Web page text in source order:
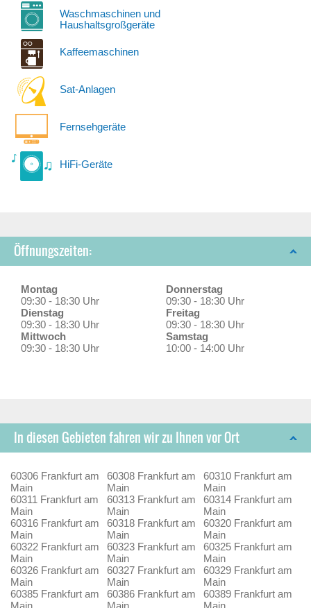
Waschmaschinen und
Haushaltsgroßgeräte
Kaffeemaschinen
Sat-Anlagen
Fernsehgeräte
HiFi-Geräte
Öffnungszeiten:
Montag
09:30 - 18:30 Uhr
Dienstag
09:30 - 18:30 Uhr
Mittwoch
09:30 - 18:30 Uhr
Donnerstag
09:30 - 18:30 Uhr
Freitag
09:30 - 18:30 Uhr
Samstag
10:00 - 14:00 Uhr
In diesen Gebieten fahren wir zu Ihnen vor Ort
60306 Frankfurt am
Main
60308 Frankfurt am
Main
60310 Frankfurt am
Main
60311 Frankfurt am
Main
60313 Frankfurt am
Main
60314 Frankfurt am
Main
60316 Frankfurt am
Main
60318 Frankfurt am
Main
60320 Frankfurt am
Main
60322 Frankfurt am
Main
60323 Frankfurt am
Main
60325 Frankfurt am
Main
60326 Frankfurt am
Main
60327 Frankfurt am
Main
60329 Frankfurt am
Main
60385 Frankfurt am
Main
60386 Frankfurt am
Main
60389 Frankfurt am
Main